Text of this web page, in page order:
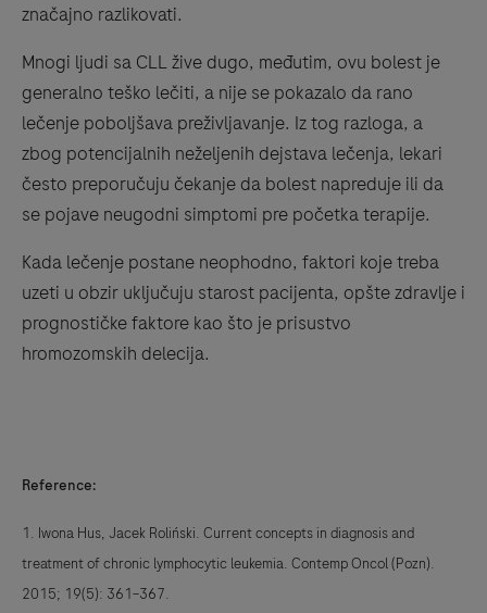
značajno razlikovati.
Mnogi ljudi sa CLL žive dugo, međutim, ovu bolest je
generalno teško lečiti, a nije se pokazalo da rano
lečenje poboljšava preživljavanje. Iz tog razloga, a
zbog potencijalnih neželjenih dejstava lečenja, lekari
često preporučuju čekanje da bolest napreduje ili da
se pojave neugodni simptomi pre početka terapije.
Kada lečenje postane neophodno, faktori koje treba
uzeti u obzir uključuju starost pacijenta, opšte zdravlje i
prognostičke faktore kao što je prisustvo
hromozomskih delecija.
Reference:
1. Iwona Hus, Jacek Roliński. Current concepts in diagnosis and
treatment of chronic lymphocytic leukemia. Contemp Oncol (Pozn).
2015; 19(5): 361–367.